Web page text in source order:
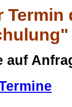
Termin
auf